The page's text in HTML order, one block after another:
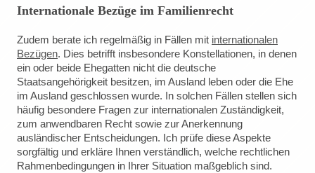
Internationale Bezüge im Familienrecht
Zudem berate ich regelmäßig in Fällen mit internationalen
Bezügen. Dies betrifft insbesondere Konstellationen, in denen
ein oder beide Ehegatten nicht die deutsche
Staatsangehörigkeit besitzen, im Ausland leben oder die Ehe
im Ausland geschlossen wurde. In solchen Fällen stellen sich
häufig besondere Fragen zur internationalen Zuständigkeit,
zum anwendbaren Recht sowie zur Anerkennung
ausländischer Entscheidungen. Ich prüfe diese Aspekte
sorgfältig und erkläre Ihnen verständlich, welche rechtlichen
Rahmenbedingungen in Ihrer Situation maßgeblich sind.